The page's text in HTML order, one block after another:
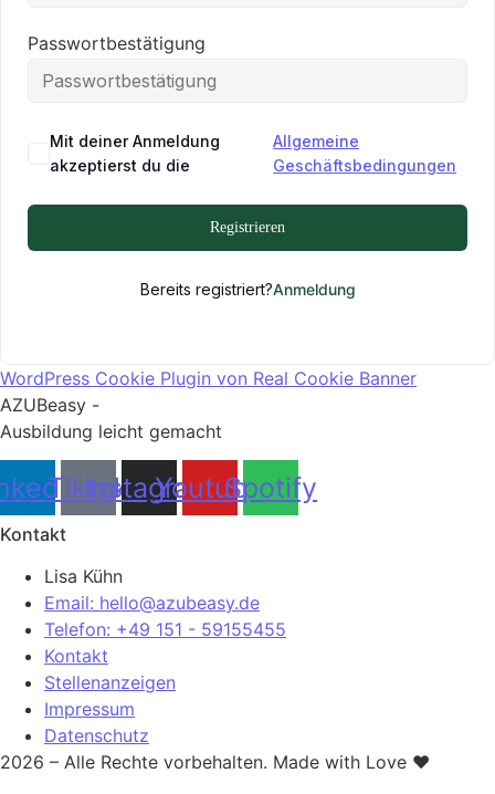
Passwortbestätigung
Mit deiner Anmeldung
akzeptierst du die
Allgemeine
Geschäftsbedingungen
Registrieren
Bereits registriert?Anmeldung
WordPress Cookie Plugin von Real Cookie Banner
AZUBeasy -
Ausbildung leicht gemacht
Tiktok
Instagram
YoutubeSpotify
Kontakt
Lisa Kühn
Email: hello@azubeasy.de
Telefon: +49 151 - 59155455
Kontakt
Stellenanzeigen
Impressum
Datenschutz
2026 – Alle Rechte vorbehalten. Made with Love ❤️